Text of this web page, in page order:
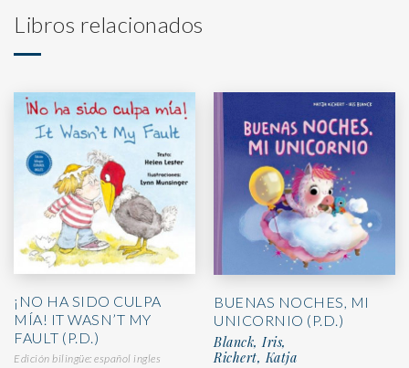
Libros relacionados
¡NO HA SIDO CULPA
MÍA! IT WASN’T MY
FAULT (P.D.)
Edición bilingüe: español ingles
BUENAS NOCHES, MI
UNICORNIO (P.D.)
Blanck, Iris,
Richert, Katja